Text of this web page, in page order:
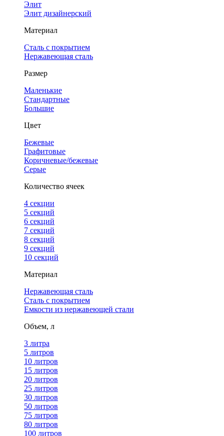
Элит
Элит дизайнерский
Материал
Сталь с покрытием
Нержавеющая сталь
Размер
Маленькие
Стандартные
Большие
Цвет
Бежевые
Графитовые
Коричневые/бежевые
Серые
Количество ячеек
4 cекции
5 секций
6 секций
7 секций
8 секций
9 секций
10 секций
Материал
Нержавеющая сталь
Сталь с покрытием
Емкости из нержавеющей стали
Объем, л
3 литра
5 литров
10 литров
15 литров
20 литров
25 литров
30 литров
50 литров
75 литров
80 литров
100 литров